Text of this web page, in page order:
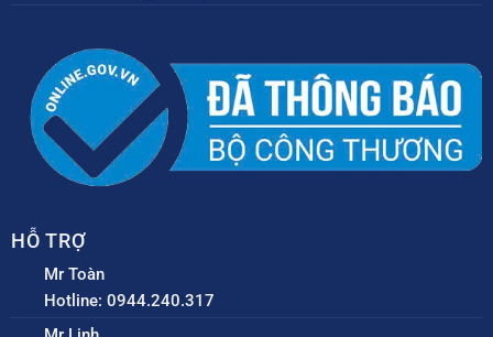
HỖ TRỢ
Mr Toàn
Hotline: 0944.240.317